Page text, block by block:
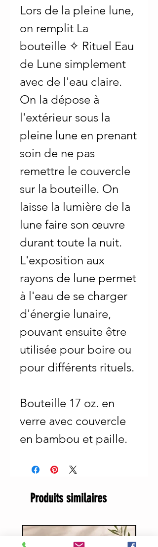
Lors de la pleine lune,
on remplit La
bouteille ✧ Rituel Eau
de Lune simplement
avec de l'eau claire.
On la dépose à
l'extérieur sous la
pleine lune en prenant
soin de ne pas
remettre le couvercle
sur la bouteille. On
laisse la lumière de la
lune faire son œuvre
durant toute la nuit.
L'exposition aux
rayons de lune permet
à l'eau de se charger
d'énergie lunaire,
pouvant ensuite être
utilisée pour boire ou
pour différents rituels.
Bouteille 17 oz. en
verre avec couvercle
en bambou et paille.
Produits similaires